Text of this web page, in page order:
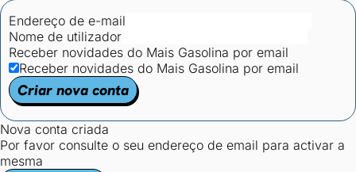
Endereço de e-mail
Nome de utilizador
Receber novidades do Mais Gasolina por email
Receber novidades do Mais Gasolina por email
Criar nova conta
Nova conta criada
Por favor consulte o seu endereço de email para activar a
mesma